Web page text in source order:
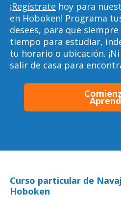
¡Regístrate hoy para
en Hoboken! Programa
desees, para que
tiempo para estudiar,
tu horario o ubicación.
salir de casa para
Curso particular de
Hoboken